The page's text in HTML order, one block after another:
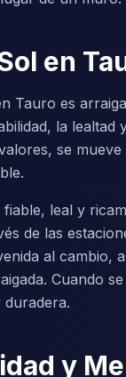
en
Tauro es
la lealtad
se
leal y
de las
al cambio,
Cuando
y